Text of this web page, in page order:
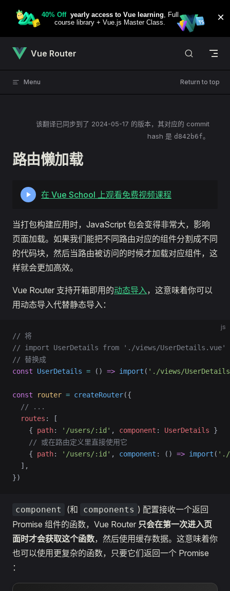
Skip to content
Vue Router
Menu Return to top
该翻译已同步到了 2024-05-17 的版本，其对应的 commit
hash 是 d842b6f。
路由懒加载
在 Vue School 上观看免费视频课程
当打包构建应用时，JavaScript 包会变得非常大，影响
页面加载。如果我们能把不同路由对应的组件分割成不同
的代码块，然后当路由被访问的时候才加载对应组件，这
样就会更加高效。
Vue Router 支持开箱即用的动态导入，这意味着你可以
用动态导入代替静态导入：
js
// 将
// import UserDetails from './views/UserDetails.vue'
// 替换成
const UserDetails = () => import ( './views/
const router = createRouter({
  // ...
  routes
: [
    {
path: '/users/:id' , component : UserDetails }
    // 或在路由定义里直接使用它
    {
path: '/users/:id' , component : () => import ( './
  ],
})
component (和 components ) 配置接收一个返回
Promise 组件的函数，Vue Router 只会在第一次进入页
面时才会获取这个函数，然后使用缓存数据。这意味着你
也可以使用更复杂的函数，只要它们返回一个 Promise
：